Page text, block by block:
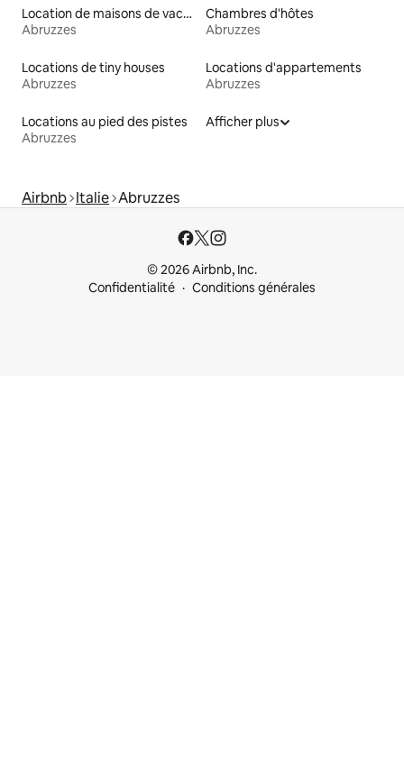
Location de maisons de vacances
Abruzzes
Chambres d'hôtes
Abruzzes
Locations de tiny houses
Abruzzes
Locations d'appartements
Abruzzes
Locations au pied des pistes
Abruzzes
Afficher plus
Airbnb Italie Abruzzes
© 2026 Airbnb, Inc.
Confidentialité
Conditions générales